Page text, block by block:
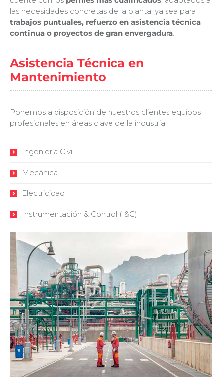
las necesidades concretas de la planta, ya sea para
trabajos puntuales, refuerzo en asistencia técnica
continua o proyectos de gran envergadura.
Asistencia Técnica en
Mantenimiento
Ponemos a disposición de nuestros clientes equipos
profesionales en áreas clave de la industria:
Ingeniería Civil
Mecánica
Electricidad
Instrumentación & Control (I&C)